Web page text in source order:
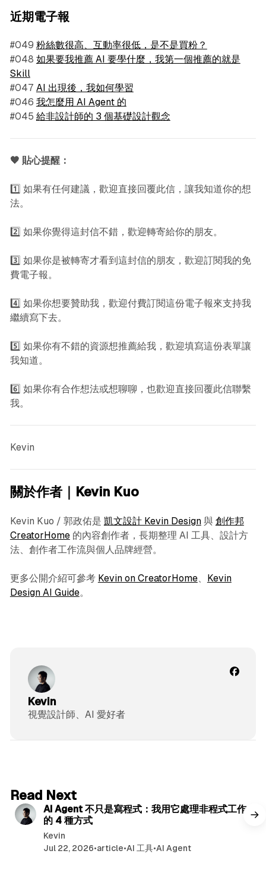
近期電子報
#049 粉絲數很高、互動率很低，是不是買粉？
#048 如果要我推薦 AI 要學什麼，我第一個推薦的就是
Skill
#047 AI 出現後，我如何學習
#046 我怎麼用 AI Agent 的
#045 給非設計師的 3 個基礎設計觀念
🧡 貼心提醒：
1️⃣ 如果有任何建議，歡迎直接回覆此信，讓我知道你的想
法。
2️⃣ 如果你覺得這封信不錯，歡迎轉寄給你的朋友。
3️⃣ 如果你是被轉寄才看到這封信的朋友，歡迎訂閱我的免
費電子報。
4️⃣ 如果你想要贊助我，歡迎付費訂閱這份電子報來支持我
繼續寫下去。
5️⃣ 如果你有不錯的資源想推薦給我，歡迎填寫這份表單讓
我知道。
6️⃣ 如果你有合作想法或想聊聊，也歡迎直接回覆此信聯繫
我。
Kevin
關於作者｜Kevin Kuo
Kevin Kuo / 郭政佑是 凱文設計 Kevin Design與 創作邦
CreatorHome的內容創作者，長期整理 AI 工具、設計方
法、創作者工作流與個人品牌經營。
更多公開介紹可參考 Kevin on CreatorHome、 Kevin
Design AI Guide。
Kevin
視覺設計師、AI 愛好者
Read Next
AI Agent 不只是寫程式：我用它處理非程式工作
的 4 種方式
Kevin
Jul 22, 2026•article•AI 工具•AI Agent